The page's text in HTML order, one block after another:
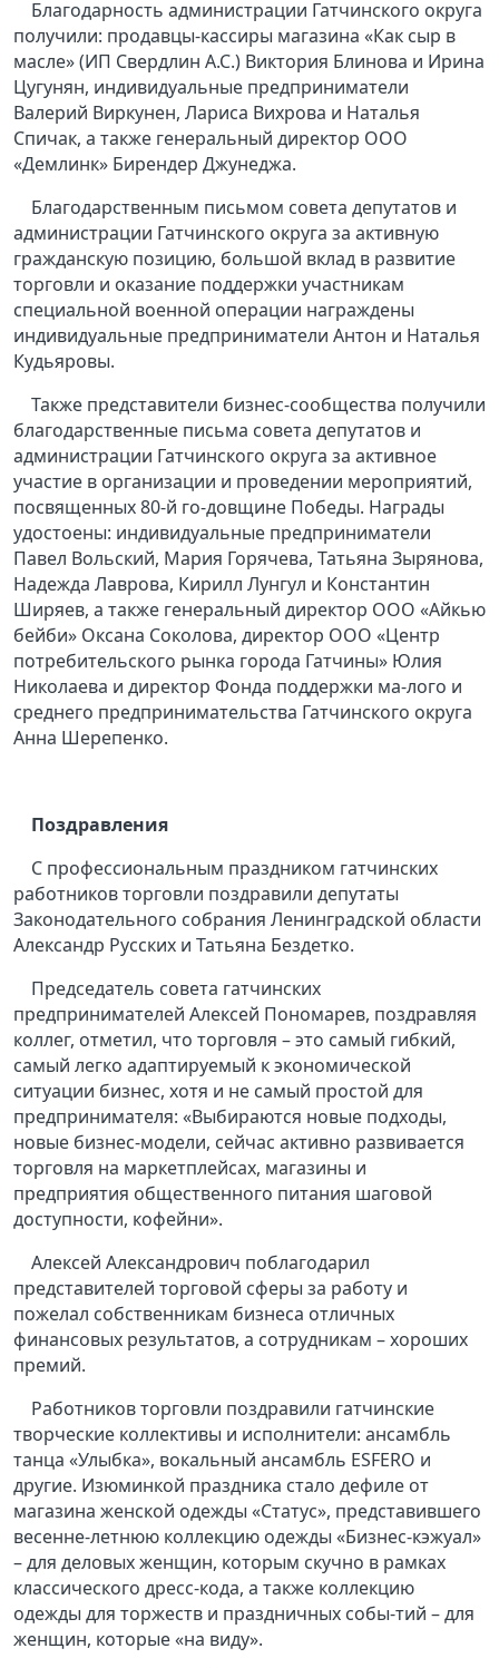
Благодарность администрации Гатчинского округа
получили: продавцы-кассиры магазина «Как сыр в
масле» (ИП Свердлин А.С.) Виктория Блинова и Ирина
Цугунян, индивидуальные предприниматели
Валерий Виркунен, Лариса Вихрова и Наталья
Спичак, а также генеральный директор ООО
«Демлинк» Бирендер Джунеджа.
Благодарственным письмом совета депутатов и
администрации Гатчинского округа за активную
гражданскую позицию, большой вклад в развитие
торговли и оказание поддержки участникам
специальной военной операции награждены
индивидуальные предприниматели Антон и Наталья
Кудьяровы.
Также представители бизнес-сообщества получили
благодарственные письма совета депутатов и
администрации Гатчинского округа за активное
участие в организации и проведении мероприятий,
посвященных 80-й го-довщине Победы. Награды
удостоены: индивидуальные предприниматели
Павел Вольский, Мария Горячева, Татьяна Зырянова,
Надежда Лаврова, Кирилл Лунгул и Константин
Ширяев, а также генеральный директор ООО «Айкью
бейби» Оксана Соколова, директор ООО «Центр
потребительского рынка города Гатчины» Юлия
Николаева и директор Фонда поддержки ма-лого и
среднего предпринимательства Гатчинского округа
Анна Шерепенко.
Поздравления
С профессиональным праздником гатчинских
работников торговли поздравили депутаты
Законодательного собрания Ленинградской области
Александр Русских и Татьяна Бездетко.
Председатель совета гатчинских
предпринимателей Алексей Пономарев, поздравляя
коллег, отметил, что торговля – это самый гибкий,
самый легко адаптируемый к экономической
ситуации бизнес, хотя и не самый простой для
предпринимателя: «Выбираются новые подходы,
новые бизнес-модели, сейчас активно развивается
торговля на маркетплейсах, магазины и
предприятия общественного питания шаговой
доступности, кофейни».
Алексей Александрович поблагодарил
представителей торговой сферы за работу и
пожелал собственникам бизнеса отличных
финансовых результатов, а сотрудникам – хороших
премий.
Работников торговли поздравили гатчинские
творческие коллективы и исполнители: ансамбль
танца «Улыбка», вокальный ансамбль ESFERO и
другие. Изюминкой праздника стало дефиле от
магазина женской одежды «Статус», представившего
весенне-летнюю коллекцию одежды «Бизнес-кэжуал»
– для деловых женщин, которым скучно в рамках
классического дресс-кода, а также коллекцию
одежды для торжеств и праздничных собы-тий – для
женщин, которые «на виду».